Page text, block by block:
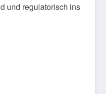
und regulatorisch ins